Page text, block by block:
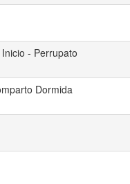
- Perrupato
Dormida